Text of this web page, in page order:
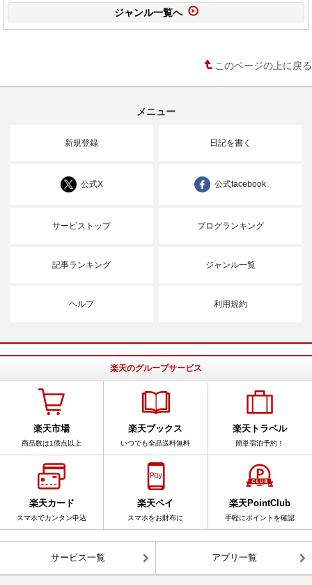
ジャンル一覧へ
このページの上に戻る
メニュー
新規登録 日記を書く
公式X 公式facebook
サービストップ ブログランキング
記事ランキング ジャンル一覧
ヘルプ 利用規約
楽天のグループサービス
楽天市場
商品数は1億点以上
楽天ブックス
いつでも全品送料無料
楽天トラベル
簡単宿泊予約！
楽天カード
スマホでカンタン申込
楽天ペイ
スマホをお財布に
楽天PointClub
手軽にポイントを確認
サービス一覧 アプリ一覧